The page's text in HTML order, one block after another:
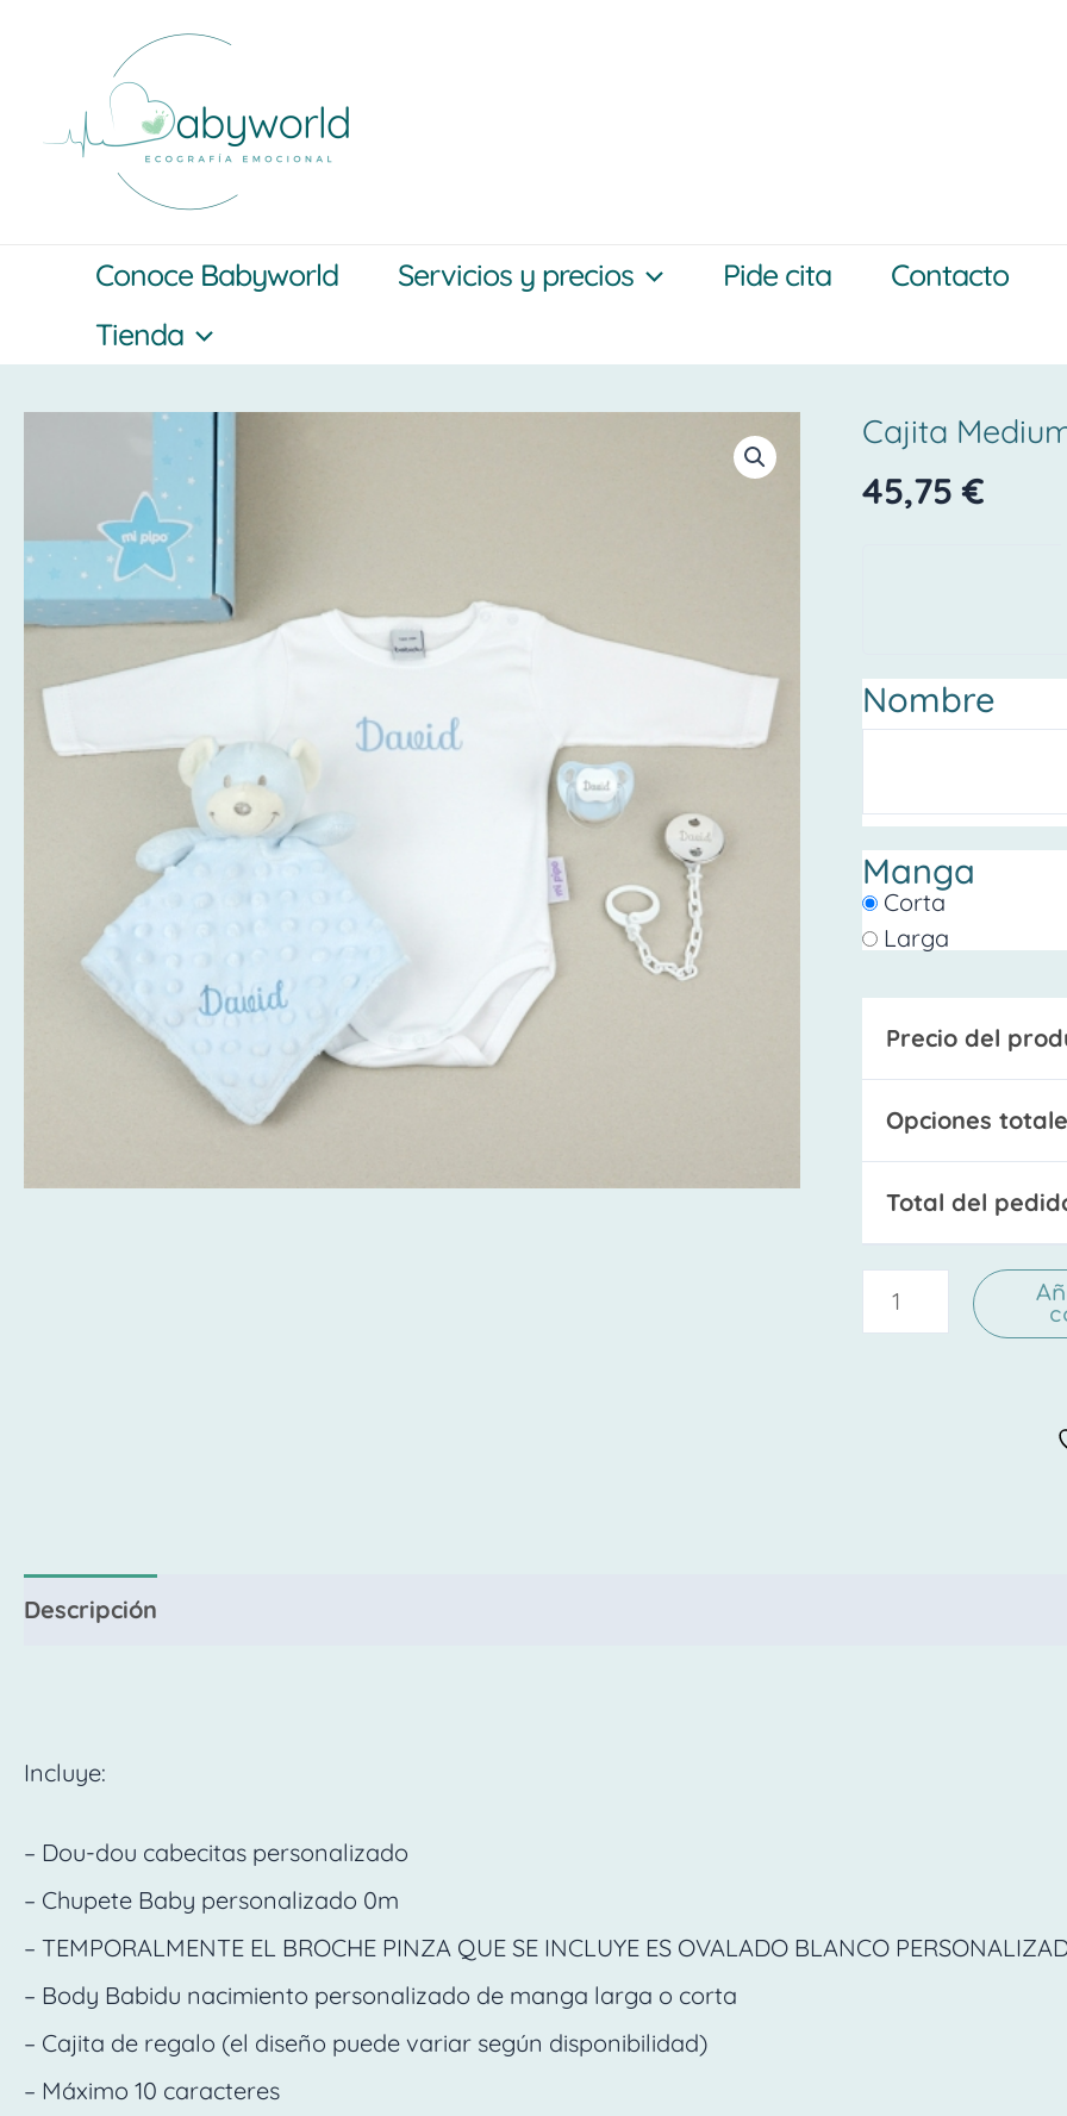
contenido
Conoce Babyworld Servicios y precios Pide cita
Contacto
Tienda
Cajita
45,75€
Nombre
Manga
Corta
Larga
Precio del
Opciones
Total del
Cajita
Medium
Descripción
Incluye:
– Dou-dou cabecitas personalizado
– Chupete Baby personalizado 0m
– TEMPORALMENTE EL BROCHE PINZA QUE SE INCLUYE ES OVALADO BLANCO
– Body Babidu nacimiento personalizado de manga larga o corta
– Cajita de regalo (el diseño puede variar según disponibilidad)
– Máximo 10 caracteres